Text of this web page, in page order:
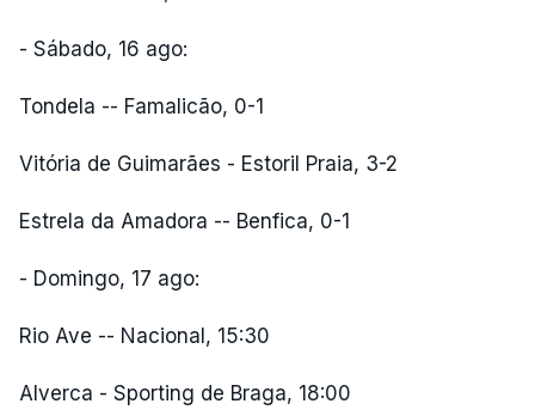
- Sábado, 16 ago:
Tondela -- Famalicão, 0-1
Vitória de Guimarães - Estoril Praia, 3-2
Estrela da Amadora -- Benfica, 0-1
- Domingo, 17 ago:
Rio Ave -- Nacional, 15:30
Alverca - Sporting de Braga, 18:00